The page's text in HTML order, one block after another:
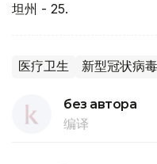
坦州 - 25.
医疗卫生 新型冠状病毒
без автора
编译